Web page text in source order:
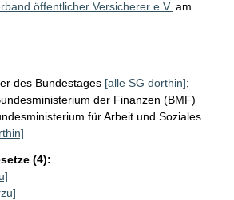
öffentlicher Versicherer e.V. am
des Bundestages [alle SG dorthin];
der Finanzen (BMF)
für Arbeit und Soziales
(4):